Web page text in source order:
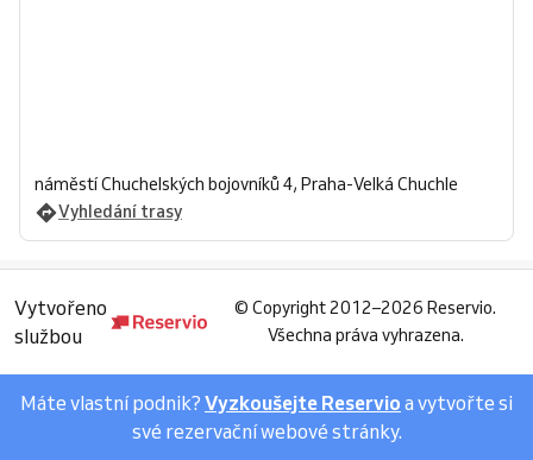
náměstí Chuchelských bojovníků 4, Praha-Velká Chuchle
Vyhledání trasy
Vytvořeno
službou
© Copyright 2012–2026 Reservio.
Všechna práva vyhrazena.
Máte vlastní podnik? Vyzkoušejte Reservio a vytvořte si
své rezervační webové stránky.